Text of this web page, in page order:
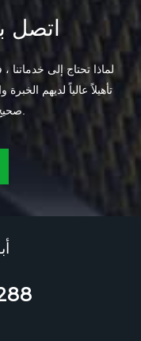
اتصل
لماذا تحتاج إلى
تأهيلاً عالياً لديهم